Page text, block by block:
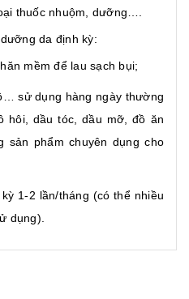
thuốc nhuộm, dưỡng….
da định kỳ:
mềm để lau sạch bụi;
sử dụng hàng ngày thường
hôi, dầu tóc, dầu mỡ, đồ ăn
sản phẩm chuyên dụng cho
1-2 lần/tháng (có thể nhiều
dụng).